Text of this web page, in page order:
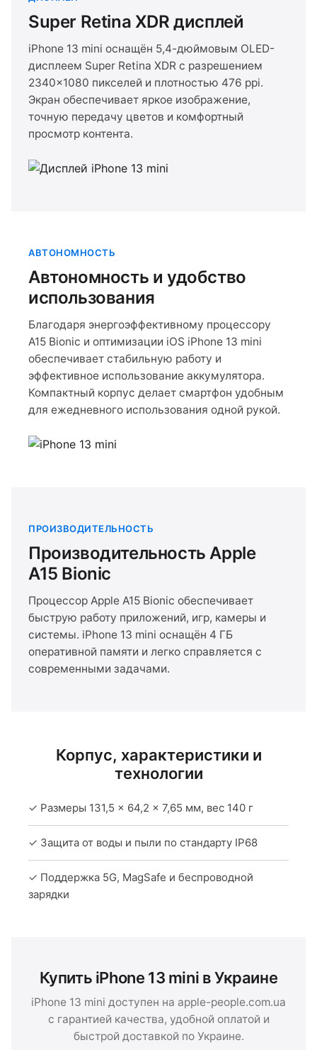
Super Retina XDR дисплей
iPhone 13 mini оснащён 5,4-дюймовым OLED-
дисплеем Super Retina XDR с разрешением
2340×1080 пикселей и плотностью 476 ppi.
Экран обеспечивает яркое изображение,
точную передачу цветов и комфортный
просмотр контента.
АВТОНОМНОСТЬ
Автономность и удобство
использования
Благодаря энергоэффективному процессору
A15 Bionic и оптимизации iOS iPhone 13 mini
обеспечивает стабильную работу и
эффективное использование аккумулятора.
Компактный корпус делает смартфон удобным
для ежедневного использования одной рукой.
ПРОИЗВОДИТЕЛЬНОСТЬ
Производительность Apple
A15 Bionic
Процессор Apple A15 Bionic обеспечивает
быструю работу приложений, игр, камеры и
системы. iPhone 13 mini оснащён 4 ГБ
оперативной памяти и легко справляется с
современными задачами.
Корпус, характеристики и
технологии
✓ Размеры 131,5 × 64,2 × 7,65 мм, вес 140 г
✓ Защита от воды и пыли по стандарту IP68
✓ Поддержка 5G, MagSafe и беспроводной
зарядки
Купить iPhone 13 mini в Украине
iPhone 13 mini доступен на apple-people.com.ua
с гарантией качества, удобной оплатой и
быстрой доставкой по Украине.